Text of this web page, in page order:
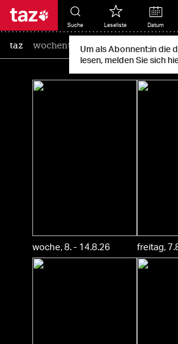
Suche Leseliste Datum
Um als Abonnent:in die
lesen, melden Sie sich
taz wochentaz le monde
woche, 8. - 14.8.26 freitag,